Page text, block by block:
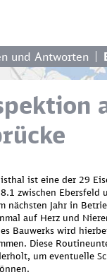
und Antworten
ist eine der 29
zwischen
nächsten Jahr in
auf Herz und
Bauwerks wird
Diese
um eventuelle